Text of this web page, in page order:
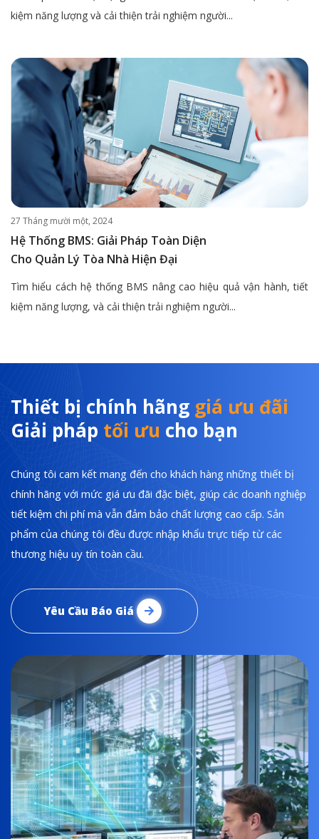
kiệm năng lượng và cải thiện trải nghiệm người...
27 Tháng mười một, 2024
Hệ Thống BMS: Giải Pháp Toàn Diện
Cho Quản Lý Tòa Nhà Hiện Đại
Tìm hiểu cách hệ thống BMS nâng cao hiệu quả vận hành, tiết
kiệm năng lượng, và cải thiện trải nghiệm người...
Thiết bị chính hãng giá ưu đãi
Giải pháp tối ưu cho bạn
Chúng tôi cam kết mang đến cho khách hàng những thiết bị
chính hãng với mức giá ưu đãi đặc biệt, giúp các doanh nghiệp
tiết kiệm chi phí mà vẫn đảm bảo chất lượng cao cấp. Sản
phẩm của chúng tôi đều được nhập khẩu trực tiếp từ các
thương hiệu uy tín toàn cầu.
Yêu Cầu Báo Giá